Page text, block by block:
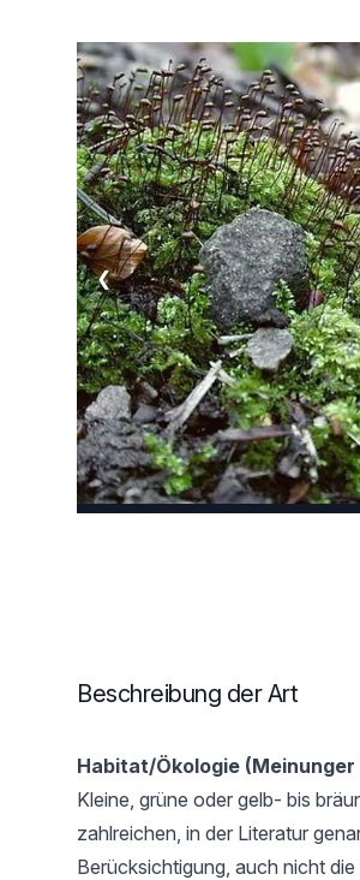
❮
Beschreibung der Art
Habitat/Ökologie
Kleine, grüne oder gelb- bis
zahlreichen, in der Literatur
Berücksichtigung, auch nicht